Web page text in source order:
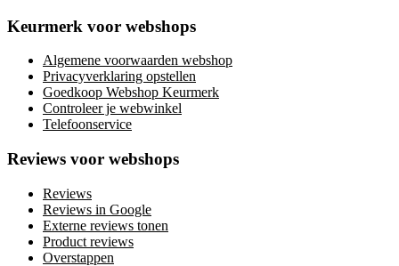
Keurmerk voor webshops
Algemene voorwaarden webshop
Privacyverklaring opstellen
Goedkoop Webshop Keurmerk
Controleer je webwinkel
Telefoonservice
Reviews voor webshops
Reviews
Reviews in Google
Externe reviews tonen
Product reviews
Overstappen